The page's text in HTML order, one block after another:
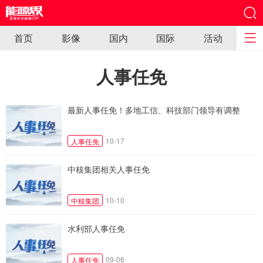
首页 影像 国内 国际 活动
人事任免
最新人事任免！多地工信、科技部门领导有调整
人事任免 10-17
中核集团相关人事任免
中核集团 10-10
水利部人事任免
人事任免 09-06